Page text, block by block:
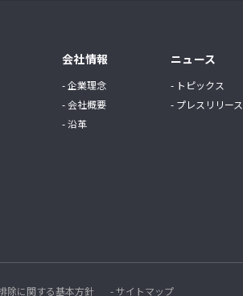
会社情報
- 企業理念
- 会社概要
- 沿革
ニュース
- トピックス
- プレスリリース
除に関する基本方針 - サイトマップ